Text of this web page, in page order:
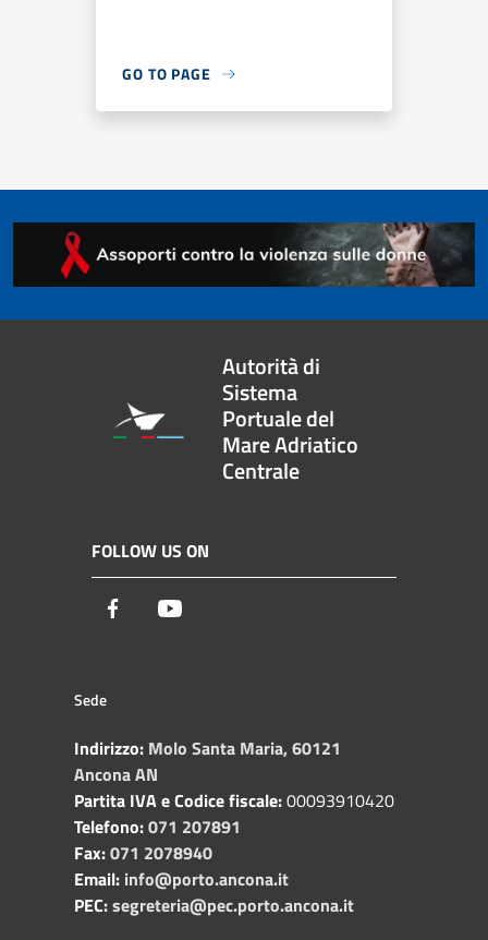
GO TO PAGE
Autorità di
Sistema
Portuale del
Mare Adriatico
Centrale
FOLLOW US ON
Facebook
Sede
Indirizzo: Molo Santa Maria, 60121
Ancona AN
Partita IVA e Codice fiscale:00093910420
Telefono:071 207891
Fax:071 2078940
Email: info@porto.ancona.it
PEC:segreteria@pec.porto.ancona.it